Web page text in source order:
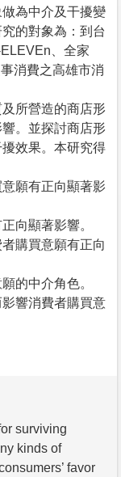
為中介及干擾變
的對象為：到台
、全家
消費之高雄市消
所營造的商店形
。並探討商店形
效果。本研究得
願有正向顯著影
向顯著影響。
購買意願有正向
的中介角色。
響消費者購買意
surviving
kinds of
favor